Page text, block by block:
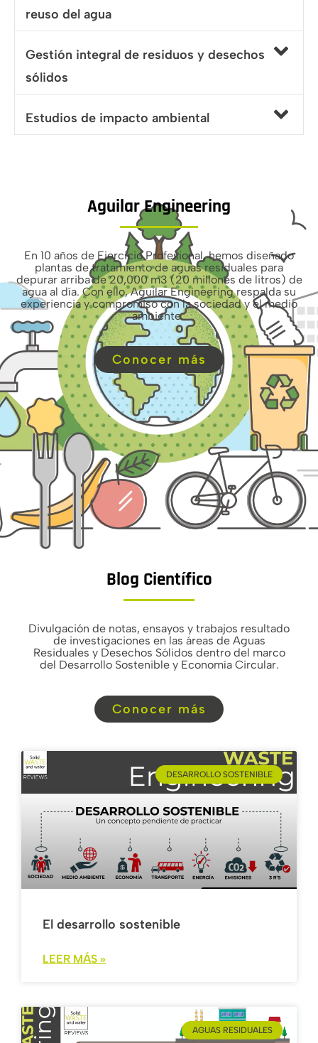
reuso del agua
Gestión integral de residuos y desechos
sólidos
Estudios de impacto ambiental
Aguilar Engineering
En 10 años de Ejercicio Profesional, hemos diseñado
plantas de tratamiento de aguas residuales para
depurar arriba de 20,000 m3 (20 millones de litros) de
agua al día. Con ello, Aguilar Engineering respalda su
experiencia y compromiso con la sociedad y el medio
ambiente.
Conocer más
Blog Científico
Divulgación de notas, ensayos y trabajos resultado
de investigaciones en las áreas de Aguas
Residuales y Desechos Sólidos dentro del marco
del Desarrollo Sostenible y Economía Circular.
Conocer más
DESARROLLO SOSTENIBLE
El desarrollo sostenible
LEER MÁS »
AGUAS RESIDUALES